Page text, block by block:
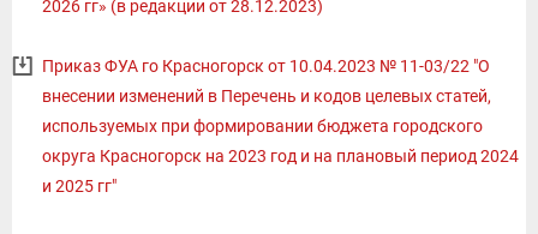
2026 гг» (в редакции от 28.12.2023)
Приказ ФУА го Красногорск от 10.04.2023 № 11-03/22 "О
внесении изменений в Перечень и кодов целевых статей,
используемых при формировании бюджета городского
округа Красногорск на 2023 год и на плановый период 2024
и 2025 гг"